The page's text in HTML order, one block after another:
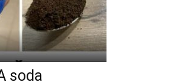
soda